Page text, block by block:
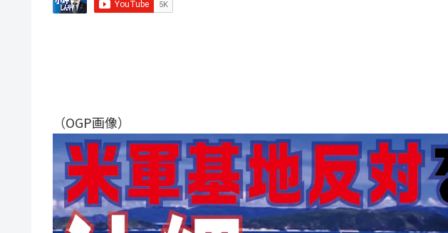
（OGP画像）